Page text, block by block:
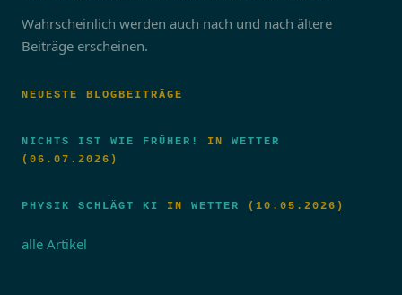
Wahrscheinlich werden auch nach und nach ältere
Beiträge erscheinen.
NEUESTE BLOGBEITRÄGE
NICHTS IST WIE FRÜHER! IN WETTER
(06.07.2026)
PHYSIK SCHLÄGT KI IN WETTER (10.05.2026)
alle Artikel